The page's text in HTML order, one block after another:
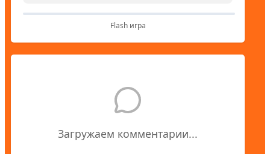
Flash игра
Загружаем комментарии...